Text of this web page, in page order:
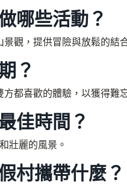
哪些活動？
觀，提供冒險與放鬆的結
？
都喜歡的體驗，以獲得難
佳時間？
壯麗的風景。
村攜帶什麼？